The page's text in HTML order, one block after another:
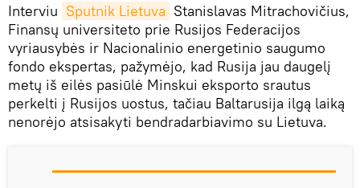
Interviu Sputnik Lietuva Stanislavas Mitraсhovičius,
Finansų universiteto prie Rusijos Federacijos
vyriausybės ir Nacionalinio energetinio saugumo
fondo ekspertas, pažymėjo, kad Rusija jau daugelį
metų iš eilės pasiūlė Minskui eksporto srautus
perkelti į Rusijos uostus, tačiau Baltarusija ilgą laiką
nenorėjo atsisakyti bendradarbiavimo su Lietuva.